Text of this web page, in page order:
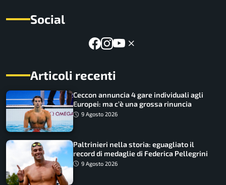
Social
Articoli recenti
Ceccon annuncia 4 gare individuali agli
Europei: ma c’è una grossa rinuncia
9 Agosto 2026
Paltrinieri nella storia: eguagliato il
record di medaglie di Federica Pellegrini
9 Agosto 2026